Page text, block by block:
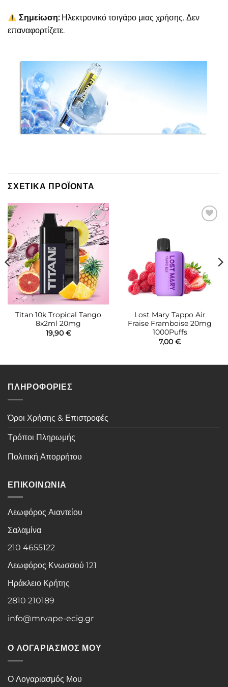
Σημείωση:Ηλεκτρονικό τσιγάρο μιας χρήσης. Δεν
επαναφορτίζετε.
ΣΧΕΤΙΚΆ ΠΡΟΪΌΝΤΑ
Πρόσθήκη
στην λίστα
επιθυμιών
Titan 10k Tropical Tango
8x2ml 20mg
19,90 €
Lost Mary Tappo Air
Fraise Framboise 20mg
1000Puffs
7,00 €
ΠΛΗΡΟΦΟΡΙΕΣ
Όροι Χρήσης & Επιστροφές
Τρόποι Πληρωμής
Πολιτική Απορρήτου
ΕΠΙΚΟΙΝΩΝΙΑ
Λεωφόρος Αιαντείου
Σαλαμίνα
210 4655122
Λεωφόρος Κνωσσού 121
Ηράκλειο Κρήτης
2810 210189
info@mrvape-ecig.gr
Ο ΛΟΓΑΡΙΑΣΜΟΣ ΜΟΥ
Ο Λογαριασμός Μου